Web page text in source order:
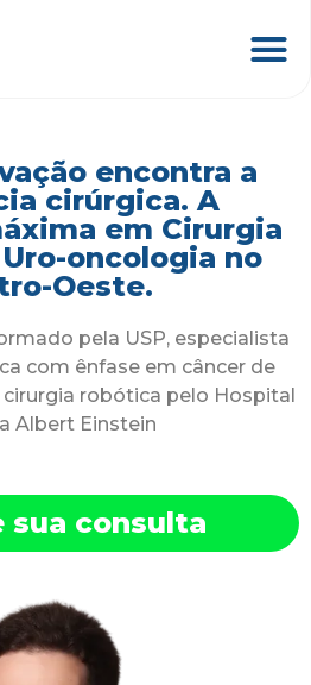
encontra a
cirúrgica. A
em Cirurgia
oncologia no
Oeste.
pela USP, especialista
com ênfase em câncer de
robótica pelo Hospital
Albert Einstein
sua consulta